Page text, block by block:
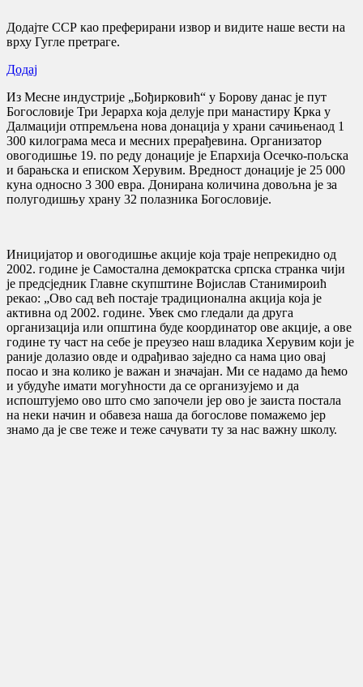
Додајте ССР као преферирани извор и видите наше вести на
врху Гугле претраге.
Додај
Из Месне индустрије „Бођирковић“ у Борову данас је пут
Богословије Три Јерарха која делује при манастиру Крка у
Далмацији отпремљена нова донација у храни сачињенаод 1
300 килограма меса и месних прерађевина. Организатор
овогодишње 19. по реду донације је Епархија Осечко-пољска
и барањска и еписком Херувим. Вредност донације је 25 000
куна односно 3 300 евра. Донирана количина довољна је за
полугодишњу храну 32 полазника Богословије.
Иницијатор и овогодишње акције која траје непрекидно од
2002. године је Самостална демократска српска странка чији
је предсједник Главне скупштине Војислав Станимироић
рекао: „Ово сад већ постаје традиционална акција која је
активна од 2002. године. Увек смо гледали да друга
организација или општина буде координатор ове акције, а ове
године ту част на себе је преузео наш владика Херувим који је
раније долазио овде и одрађивао заједно са нама цио овај
посао и зна колико је важан и значајан. Ми се надамо да ћемо
и убудуће имати могућности да се организујемо и да
испоштујемо ово што смо започели јер ово је заиста постала
на неки начин и обавеза наша да богослове помажемо јер
знамо да је све теже и теже сачувати ту за нас важну школу.